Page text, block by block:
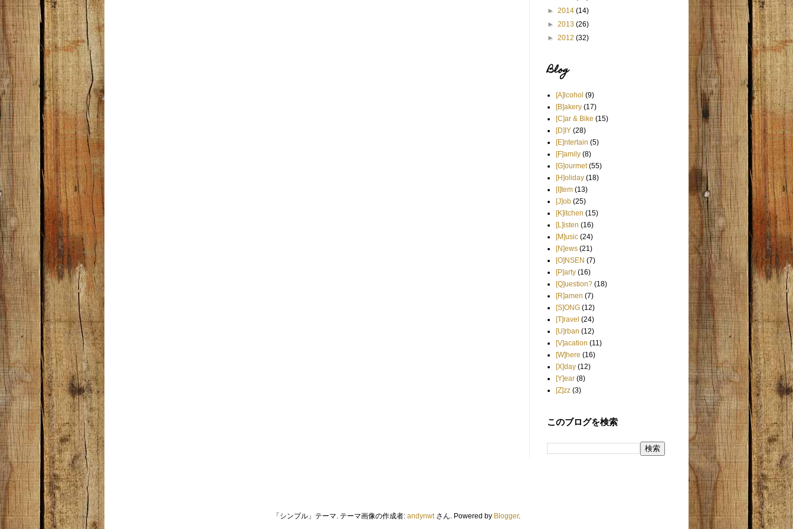
► 2014 (14)
► 2013 (26)
► 2012 (32)
Blog
[A]lcohol (9)
[B]akery (17)
[C]ar & Bike (15)
[D]IY (28)
[E]ntertain (5)
[F]amily (8)
[G]ourmet (55)
[H]oliday (18)
[I]tem (13)
[J]ob (25)
[K]itchen (15)
[L]isten (16)
[M]usic (24)
[N]ews (21)
[O]NSEN (7)
[P]arty (16)
[Q]uestion? (18)
[R]amen (7)
[S]ONG (12)
[T]ravel (24)
[U]rban (12)
[V]acation (11)
[W]here (16)
[X]day (12)
[Y]ear (8)
[Z]zz (3)
このブログを検索
「シンプル」テーマ. テーマ画像の作成者: andynwtさん. Powered by Blogger.